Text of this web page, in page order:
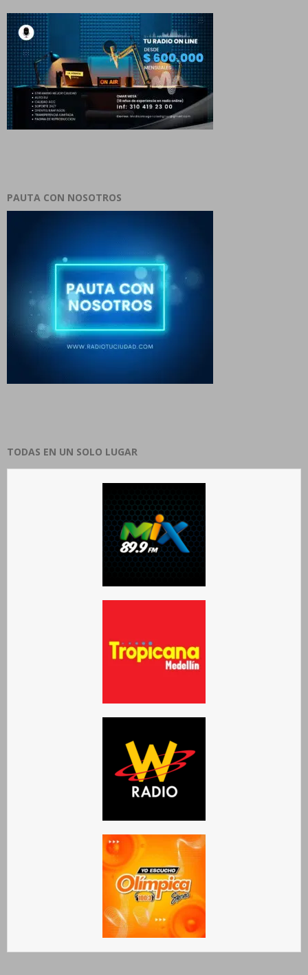
PAUTA CON NOSOTROS
TODAS EN UN SOLO LUGAR